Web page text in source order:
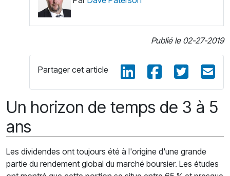
Publié le 02-27-2019
Partager cet article
Un horizon de temps de 3 à 5
ans
Les dividendes ont toujours été à l'origine d'une grande
partie du rendement global du marché boursier. Les études